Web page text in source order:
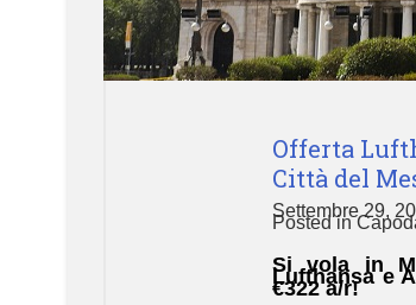
Offerta
Città del
Settembre 29,
Posted in
Si vola in
Lufthansa e
€322 a/r!